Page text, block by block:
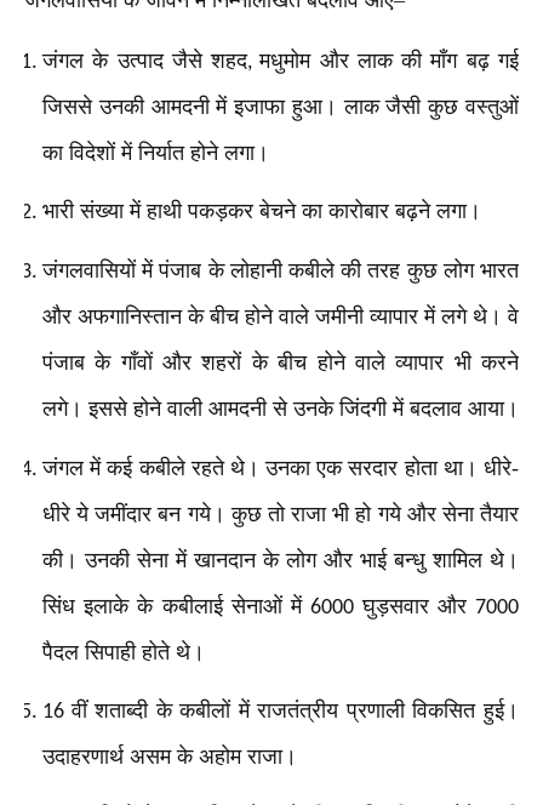
जंगल के उत्पाद जैसे शहद,मधुमोम और लाक की माँग बढ़ गई
जिससे उनकी आमदनी में इजाफा हुआ। लाक जैसी कुछ वस्तुओं
का विदेशों में निर्यात होने लगा।
भारी संख्या में हाथी पकड़कर बेचने का कारोबार बढ़ने लगा।
जंगलवासियों में पंजाब के लोहानी कबीले की तरह कुछ लोग भारत
और अफगानिस्तान के बीच होने वाले जमीनी व्यापार में लगे थे। वे
पंजाब के गाँवों और शहरों के बीच होने वाले व्यापार भी करने
लगे। इससे होने वाली आमदनी से उनके जिंदगी में बदलाव आया।
जंगल में कई कबीले रहते थे। उनका एक सरदार होता था। धीरे-
धीरे ये जमींदार बन गये। कुछ तो राजा भी हो गये और सेना तैयार
की। उनकी सेना में खानदान के लोग और भाई बन्धु शामिल थे।
सिंध इलाके के कबीलाई सेनाओं में6000घुड़सवार और7000
पैदल सिपाही होते थे।
16वीं शताब्दी के कबीलों में राजतंत्रीय प्रणाली विकसित हुई।
उदाहरणार्थ असम के अहोम राजा।